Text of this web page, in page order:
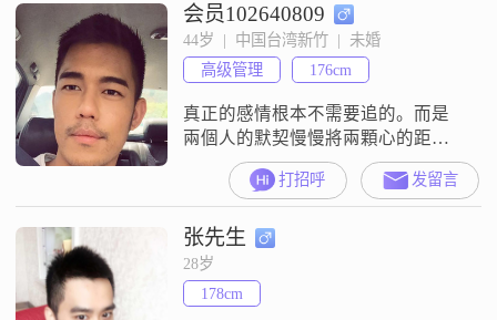
会员102640809
44岁  |  中国台湾新竹  |  未婚
高级管理
176cm
真正的感情根本不需要追的。而是
兩個人的默契慢慢將兩顆心的距離
縮短，在無意識中漸漸靠近彼此。
同節奏的愛情往往能奏出最和諧最
動聽的樂章。其他都不重要，只要
兩個人在一起輕鬆快樂而沒有壓
力。你是我的那個她嗎？
打招呼 发留言
张先生
28岁
178cm